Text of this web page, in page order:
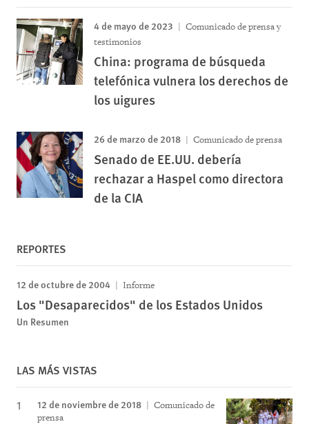
4 de mayo de 2023
Comunicado de prensa y
testimonios
China: programa de búsqueda
telefónica vulnera los derechos de
los uigures
26 de marzo de 2018 Comunicado de prensa
Senado de EE.UU. debería
rechazar a Haspel como directora
de la CIA
REPORTES
12 de octubre de 2004 Informe
Los "Desaparecidos" de los Estados Unidos
Un Resumen
LAS MÁS VISTAS
12 de noviembre de 2018
Comunicado de
prensa